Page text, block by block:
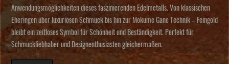
Anwendungsmöglichkeiten dieses faszinierenden Edelmetalls. Von klassischen
Eheringen über luxuriösen Schmuck bis hin zur Mokume Gane Technik – Feingold
bleibt ein zeitloses Symbol für Schönheit und Beständigkeit. Perfekt für
Schmuckliebhaber und Designenthusiasten gleichermaßen.